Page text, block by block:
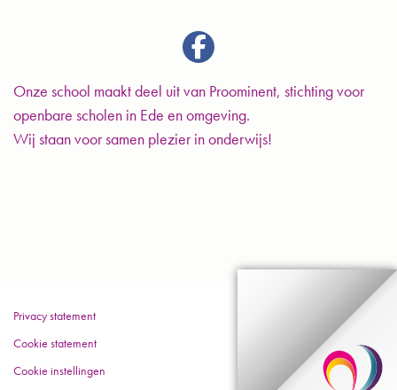
Onze school maakt deel uit van Proominent, stichting voor
openbare scholen in Ede en omgeving.
Wij staan voor samen plezier in onderwijs!
Privacy statement
Cookie statement
Cookie instellingen